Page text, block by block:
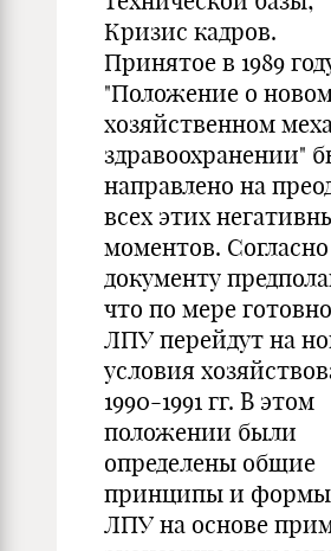
Кризис кадров.
Принятое в 1989
"Положение о
хозяйственном
здравоохранении"
направлено на
всех этих
моментов.
документу
что по мере
ЛПУ перейдут на
условия
1990-1991 гг. В этом
положении были
определены общие
принципы и
ЛПУ на основе